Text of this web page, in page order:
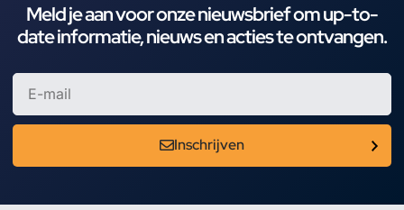
Meld je aan voor onze nieuwsbrief om up-to-
date informatie, nieuws en acties te ontvangen.
Inschrijven